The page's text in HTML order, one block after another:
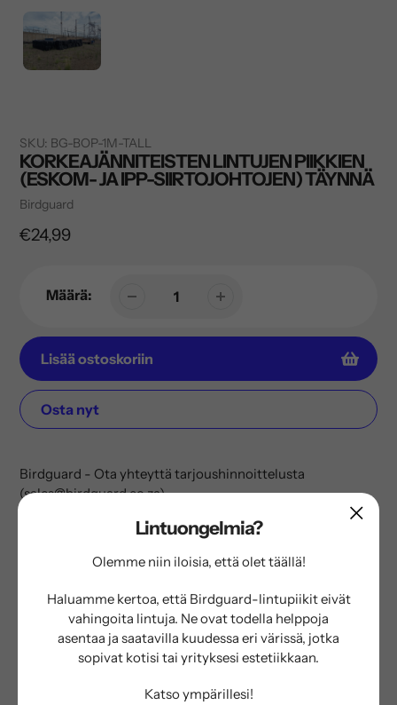
SKU: BG-BOP-1M-TALL
KORKEAJÄNNITEISTEN LINTUJEN PIIKKIEN
(ESKOM- JA IPP-SIIRTOJOHTOJEN) TÄYNNÄ
Myyjä
Birdguard
Normaalihinta
€24,99
Määrä:
Lisää ostoskoriin
Osta nyt
lisääminen
ostoskoriin
Birdguard - Ota yhteyttä tarjoushinnoittelusta
(sales@birdguard.co.za)
Linnut voivat aiheuttaa ylilyöntejä pitkien
kautta. Lintujen kakkavirta on märkää ja johtavaa, mikä
Nämä lintujen serpentiinit ovat merkittävä vikojen
aiheuttaja siirtoverkoissa ympäri maailmaa. Karkottamalla
suuremmat linnut siirtolinjoilta verkko suojataan
paremmin ja verkolle aiheutuvat vahingot vähenevät.
Tämä mahdollistaa paremman verkon suorituskyvyn ja
Lintuongelmia?
Olemme niin iloisia, että olet täällä!
Haluamme kertoa, että Birdguard-lintupiikit eivät
vahingoita lintuja. Ne ovat todella helppoja
asentaa ja saatavilla kuudessa eri värissä, jotka
sopivat kotisi tai yrityksesi estetiikkaan.
Katso ympärillesi!